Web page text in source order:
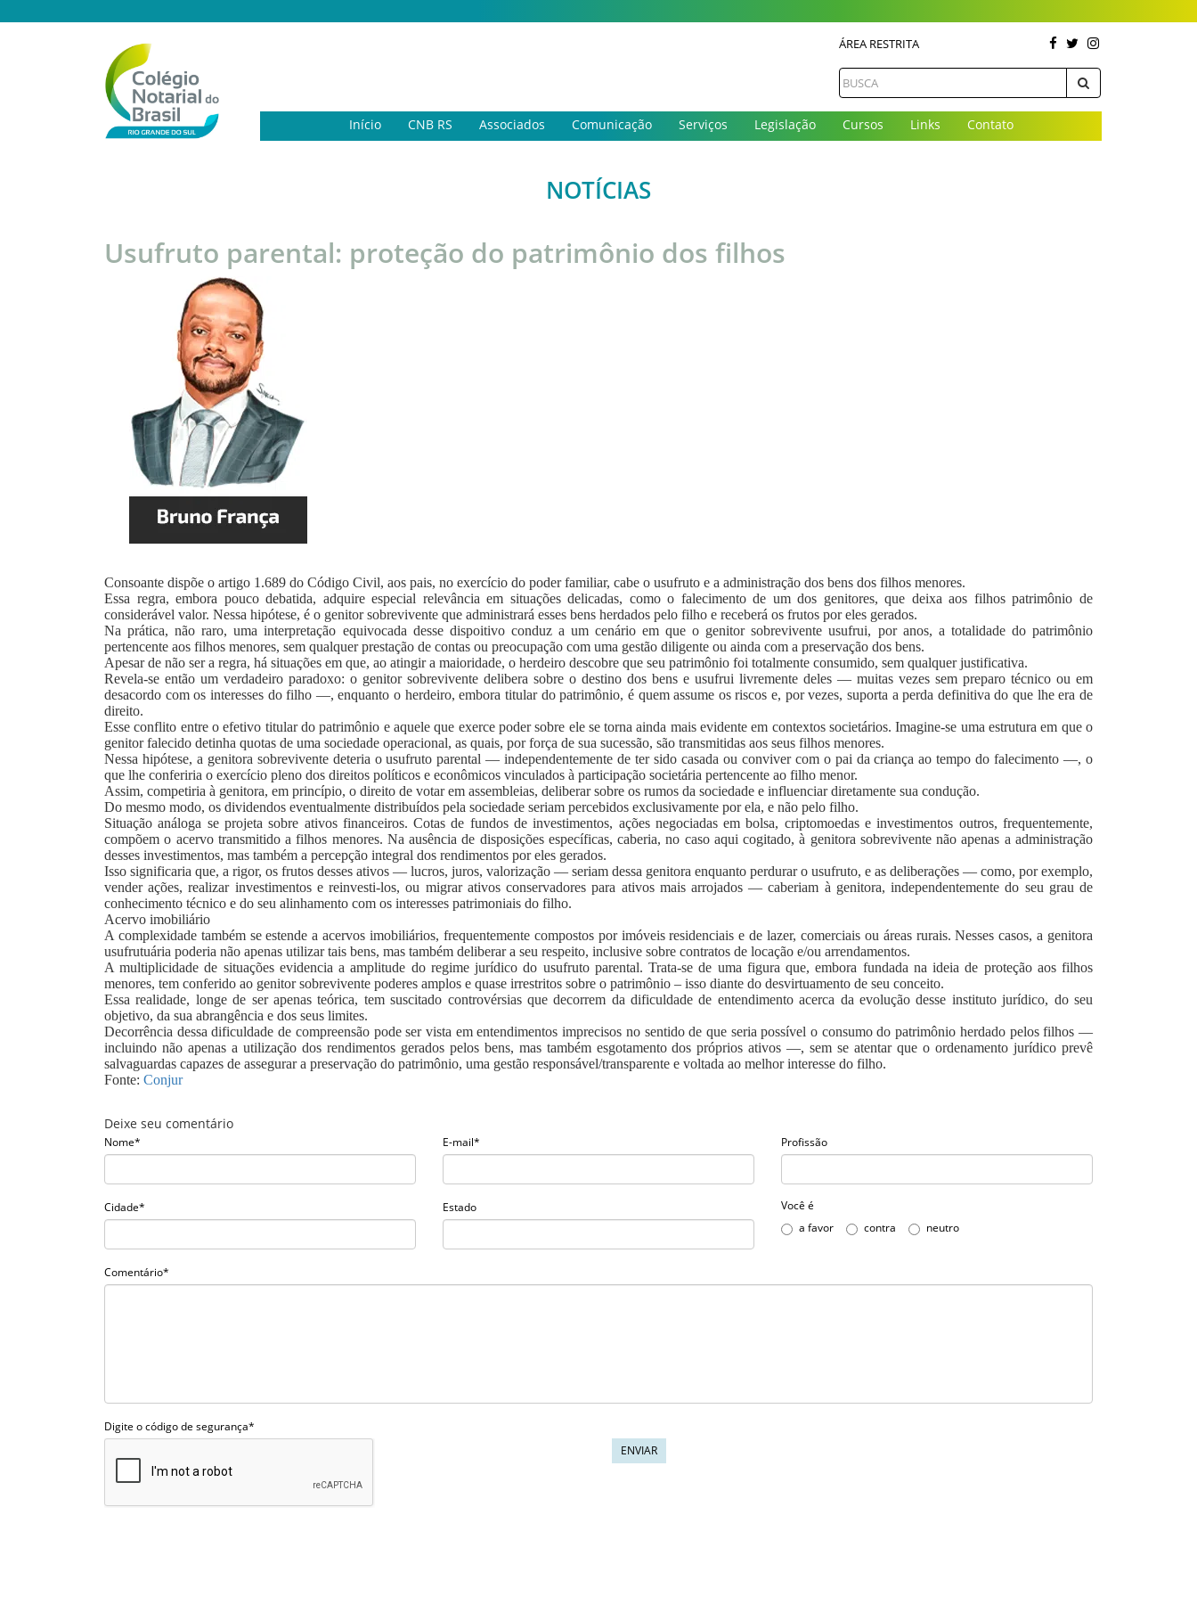
ÁREA RESTRITA
Início CNB RS Associados Comunicação Serviços Legislação Cursos Links Contato
NOTÍCIAS
Usufruto parental: proteção do patrimônio dos filhos
Consoante dispõe o artigo 1.689 do Código Civil, aos pais, no exercício do poder familiar, cabe o usufruto e a administração dos bens dos filhos menores.
Essa regra, embora pouco debatida, adquire especial relevância em situações delicadas, como o falecimento de um dos genitores, que deixa aos filhos patrimônio de
considerável valor. Nessa hipótese, é o genitor sobrevivente que administrará esses bens herdados pelo filho e receberá os frutos por eles gerados.
Na prática, não raro, uma interpretação equivocada desse dispoitivo conduz a um cenário em que o genitor sobrevivente usufrui, por anos, a totalidade do patrimônio
pertencente aos filhos menores, sem qualquer prestação de contas ou preocupação com uma gestão diligente ou ainda com a preservação dos bens.
Apesar de não ser a regra, há situações em que, ao atingir a maioridade, o herdeiro descobre que seu patrimônio foi totalmente consumido, sem qualquer justificativa.
Revela-se então um verdadeiro paradoxo: o genitor sobrevivente delibera sobre o destino dos bens e usufrui livremente deles — muitas vezes sem preparo técnico ou em
desacordo com os interesses do filho —, enquanto o herdeiro, embora titular do patrimônio, é quem assume os riscos e, por vezes, suporta a perda definitiva do que lhe era de
direito.
Esse conflito entre o efetivo titular do patrimônio e aquele que exerce poder sobre ele se torna ainda mais evidente em contextos societários. Imagine-se uma estrutura em que o
genitor falecido detinha quotas de uma sociedade operacional, as quais, por força de sua sucessão, são transmitidas aos seus filhos menores.
Nessa hipótese, a genitora sobrevivente deteria o usufruto parental — independentemente de ter sido casada ou conviver com o pai da criança ao tempo do falecimento —, o
que lhe conferiria o exercício pleno dos direitos políticos e econômicos vinculados à participação societária pertencente ao filho menor.
Assim, competiria à genitora, em princípio, o direito de votar em assembleias, deliberar sobre os rumos da sociedade e influenciar diretamente sua condução.
Do mesmo modo, os dividendos eventualmente distribuídos pela sociedade seriam percebidos exclusivamente por ela, e não pelo filho.
Situação análoga se projeta sobre ativos financeiros. Cotas de fundos de investimentos, ações negociadas em bolsa, criptomoedas e investimentos outros, frequentemente,
compõem o acervo transmitido a filhos menores. Na ausência de disposições específicas, caberia, no caso aqui cogitado, à genitora sobrevivente não apenas a administração
desses investimentos, mas também a percepção integral dos rendimentos por eles gerados.
Isso significaria que, a rigor, os frutos desses ativos — lucros, juros, valorização — seriam dessa genitora enquanto perdurar o usufruto, e as deliberações — como, por exemplo,
vender ações, realizar investimentos e reinvesti-los, ou migrar ativos conservadores para ativos mais arrojados — caberiam à genitora, independentemente do seu grau de
conhecimento técnico e do seu alinhamento com os interesses patrimoniais do filho.
Acervo imobiliário
A complexidade também se estende a acervos imobiliários, frequentemente compostos por imóveis residenciais e de lazer, comerciais ou áreas rurais. Nesses casos, a genitora
usufrutuária poderia não apenas utilizar tais bens, mas também deliberar a seu respeito, inclusive sobre contratos de locação e/ou arrendamentos.
A multiplicidade de situações evidencia a amplitude do regime jurídico do usufruto parental. Trata-se de uma figura que, embora fundada na ideia de proteção aos filhos
menores, tem conferido ao genitor sobrevivente poderes amplos e quase irrestritos sobre o patrimônio – isso diante do desvirtuamento de seu conceito.
Essa realidade, longe de ser apenas teórica, tem suscitado controvérsias que decorrem da dificuldade de entendimento acerca da evolução desse instituto jurídico, do seu
objetivo, da sua abrangência e dos seus limites.
Decorrência dessa dificuldade de compreensão pode ser vista em entendimentos imprecisos no sentido de que seria possível o consumo do patrimônio herdado pelos filhos —
incluindo não apenas a utilização dos rendimentos gerados pelos bens, mas também esgotamento dos próprios ativos —, sem se atentar que o ordenamento jurídico prevê
salvaguardas capazes de assegurar a preservação do patrimônio, uma gestão responsável/transparente e voltada ao melhor interesse do filho.
Fonte: Conjur
Deixe seu comentário
Nome* E-mail* Profissão
Cidade* Estado
Você é
a favor
contra neutro
Comentário*
Digite o código de segurança*
ENVIAR